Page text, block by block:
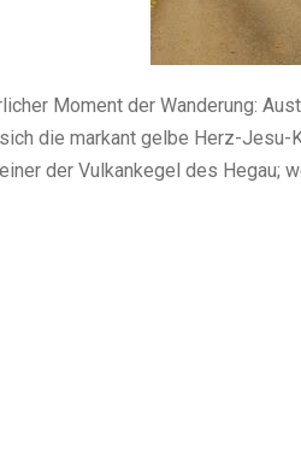
Moment der Wanderung:
die markant gelbe Herz-Jesu-
der Vulkankegel des Hegau;